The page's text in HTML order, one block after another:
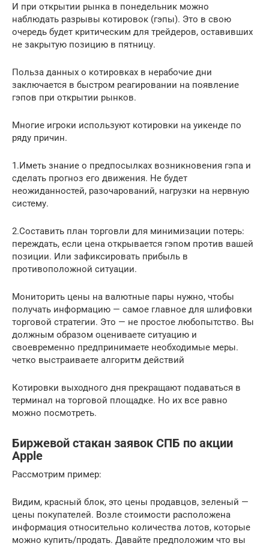
И при открытии рынка в понедельник можно
наблюдать разрывы котировок (гэпы). Это в свою
очередь будет критическим для трейдеров, оставивших
не закрытую позицию в пятницу.
Польза данных о котировках в нерабочие дни
заключается в быстром реагировании на появление
гэпов при открытии рынков.
Многие игроки используют котировки на уикенде по
ряду причин.
1.Иметь знание о предпосылках возникновения гэпа и
сделать прогноз его движения. Не будет
неожиданностей, разочарований, нагрузки на нервную
систему.
2.Составить план торговли для минимизации потерь:
переждать, если цена открывается гэпом против вашей
позиции. Или зафиксировать прибыль в
противоположной ситуации.
Мониторить цены на валютные пары нужно, чтобы
получать информацию — самое главное для шлифовки
торговой стратегии. Это — не простое любопытство. Вы
должным образом оцениваете ситуацию и
своевременно предпринимаете необходимые меры.
четко выстраиваете алгоритм действий
Котировки выходного дня прекращают подаваться в
терминал на торговой площадке. Но их все равно
можно посмотреть.
Биржевой стакан заявок СПБ по акции
Apple
Рассмотрим пример:
Видим, красный блок, это цены продавцов, зеленый —
цены покупателей. Возле стоимости расположена
информация относительно количества лотов, которые
можно купить/продать. Давайте предположим что вы